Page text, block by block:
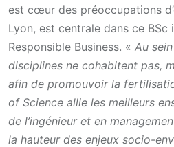
est cœur des préoccupations
Lyon, est centrale dans ce
Responsible Business. « Au
disciplines ne cohabitent pas,
afin de promouvoir la
of Science allie les meilleurs
de l’ingénieur et en
la hauteur des enjeux socio-